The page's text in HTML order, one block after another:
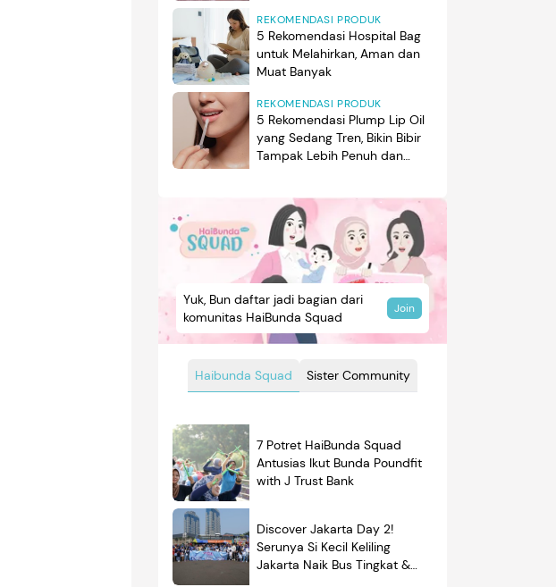
REKOMENDASI PRODUK
5 Rekomendasi Hospital Bag
untuk Melahirkan, Aman dan
Muat Banyak
REKOMENDASI PRODUK
5 Rekomendasi Plump Lip Oil
yang Sedang Tren, Bikin Bibir
Tampak Lebih Penuh dan
Haibunda Squad Sister Community
Yuk, Bun daftar jadi bagian dari
komunitas HaiBunda Squad
Join
7 Potret HaiBunda Squad
Antusias Ikut Bunda Poundfit
with J Trust Bank
Discover Jakarta Day 2!
Serunya Si Kecil Keliling
Jakarta Naik Bus Tingkat &